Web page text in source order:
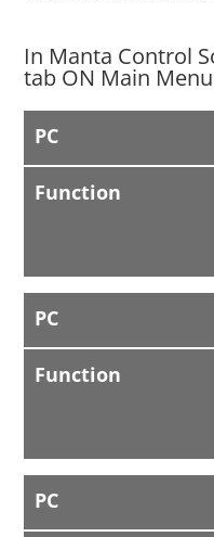
In Manta Control
tab ON Main Menu
PC
Function
PC
Function
PC